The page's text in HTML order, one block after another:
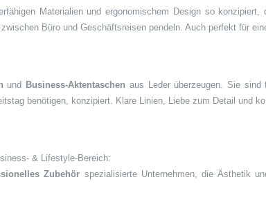
Materialien und ergonomischem Design so
Büro und Geschäftsreisen pendeln. Auch perfekt für
und Business-Aktentaschen aus Leder überzeugen. Sie
benötigen, konzipiert. Klare Linien, Liebe zum Detail und
& Lifestyle-Bereich:
Zubehör spezialisierte Unternehmen, die Ästhetik